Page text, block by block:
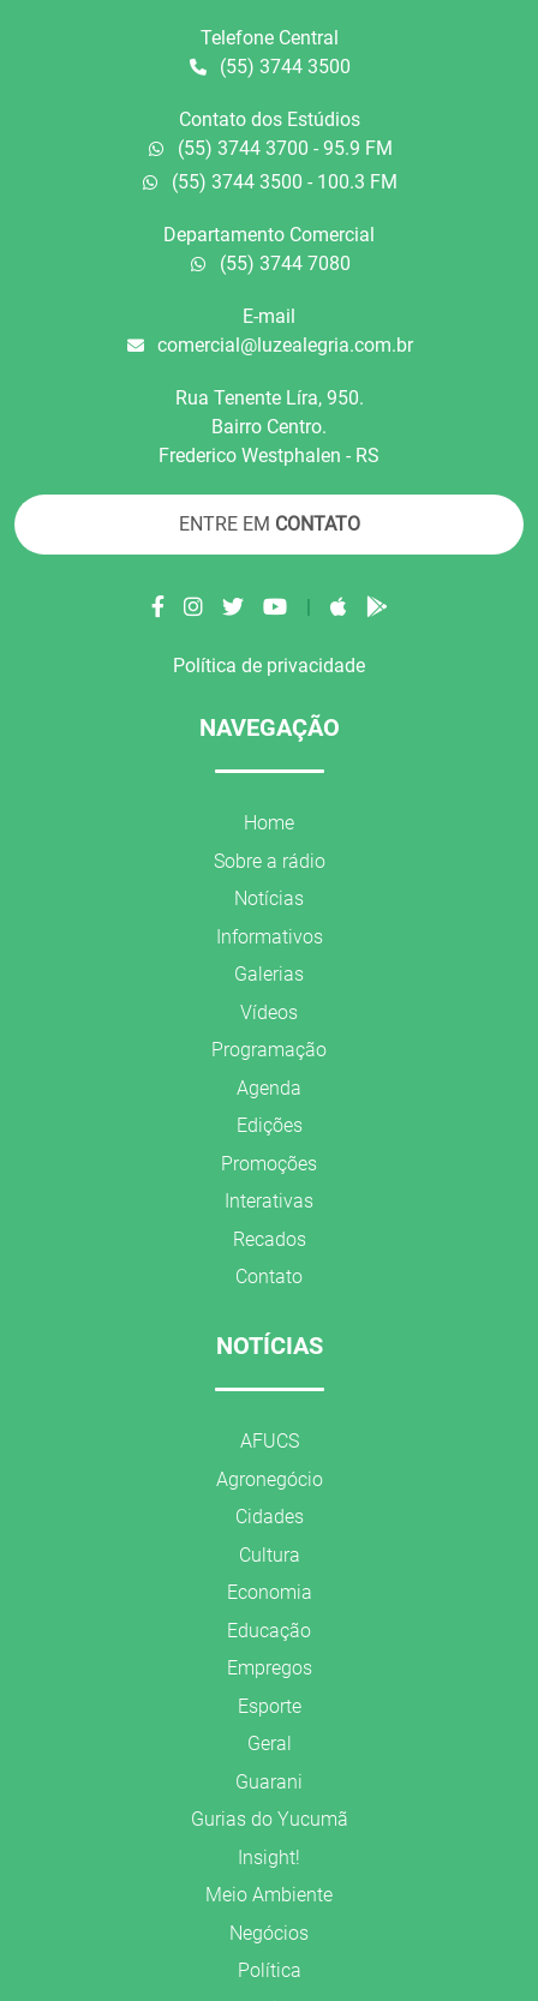
Telefone Central
(55) 3744 3500
Contato dos Estúdios
(55) 3744 3700 - 95.9 FM
(55) 3744 3500 - 100.3 FM
Departamento Comercial
(55) 3744 7080
E-mail
comercial@luzealegria.com.br
Rua Tenente Líra, 950.
Bairro Centro.
Frederico Westphalen - RS
ENTRE EM CONTATO
|
Política de privacidade
NAVEGAÇÃO
Home
Sobre a rádio
Notícias
Informativos
Galerias
Vídeos
Programação
Agenda
Edições
Promoções
Interativas
Recados
Contato
NOTÍCIAS
AFUCS
Agronegócio
Cidades
Cultura
Economia
Educação
Empregos
Esporte
Geral
Guarani
Gurias do Yucumã
Insight!
Meio Ambiente
Negócios
Política